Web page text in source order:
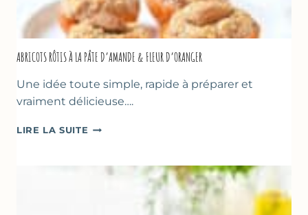
ABRICOTS RÔTIS À LA PÂTE D’AMANDE & FLEUR D’ORANGER
Une idée toute simple, rapide à préparer et
vraiment délicieuse….
LIRE LA SUITE ABRICOTS